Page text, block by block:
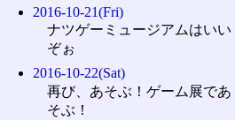
2016-10-21(Fri)
ナツゲーミュージアムはいい
ぞぉ
2016-10-22(Sat)
再び、あそぶ！ゲーム展であ
そぶ！